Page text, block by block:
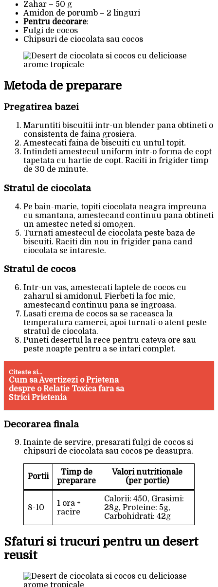
Zahar – 50 g
Amidon de porumb – 2 linguri
Pentru decorare:
Fulgi de cocos
Chipsuri de ciocolata sau cocos
Metoda de preparare
Pregatirea bazei
Maruntiti biscuitii intr-un blender pana obtineti o
consistenta de faina grosiera.
Amestecati faina de biscuiti cu untul topit.
Intindeti amestecul uniform intr-o forma de copt
tapetata cu hartie de copt. Raciti in frigider timp
de 30 de minute.
Stratul de ciocolata
Pe bain-marie, topiti ciocolata neagra impreuna
cu smantana, amestecand continuu pana obtineti
un amestec neted si omogen.
Turnati amestecul de ciocolata peste baza de
biscuiti. Raciti din nou in frigider pana cand
ciocolata se intareste.
Stratul de cocos
Intr-un vas, amestecati laptele de cocos cu
zaharul si amidonul. Fierbeti la foc mic,
amestecand continuu pana se ingroasa.
Lasati crema de cocos sa se raceasca la
temperatura camerei, apoi turnati-o atent peste
stratul de ciocolata.
Puneti desertul la rece pentru cateva ore sau
peste noapte pentru a se intari complet.
Citeste si...
Cum sa Avertizezi o Prietena
despre o Relatie Toxica fara sa
Strici Prietenia
Decorarea finala
Inainte de servire, presarati fulgi de cocos si
chipsuri de ciocolata sau cocos pe deasupra.
Portii
Timp de
preparare
Valori nutritionale
(per portie)
8-10
1 ora +
racire
Calorii: 450, Grasimi:
28g, Proteine: 5g,
Carbohidrati: 42g
Sfaturi si trucuri pentru un desert
reusit